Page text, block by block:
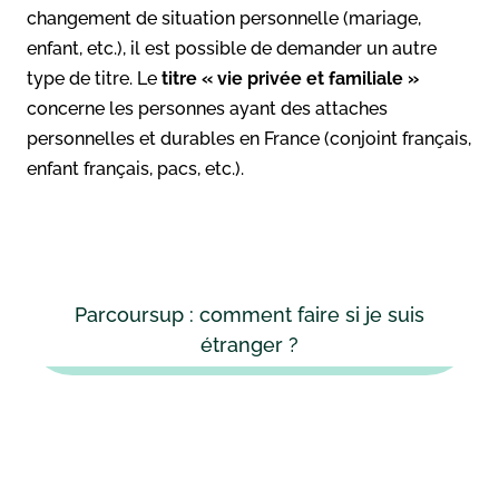
changement de situation personnelle (mariage,
enfant, etc.), il est possible de demander un autre
type de titre. Le titre « vie privée et familiale »
concerne les personnes ayant des attaches
personnelles et durables en France (conjoint français,
enfant français, pacs, etc.).
Parcoursup : comment faire si je suis
étranger ?